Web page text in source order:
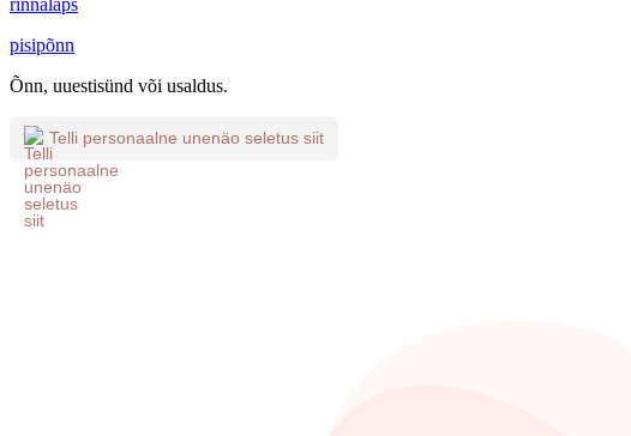
pisipõnn
Õnn, uuestisünd või usaldus.
Telli personaalne unenäo seletus siit